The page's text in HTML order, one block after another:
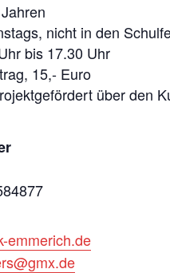
nicht in den
bis 17.30 Uhr
15,- Euro
über den
emmerich.de